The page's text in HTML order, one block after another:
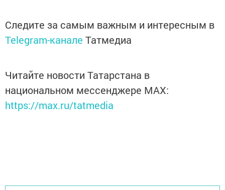
Следите за самым важным и интересным в
Telegram-канале Татмедиа
Читайте новости Татарстана в
национальном мессенджере MАХ:
https://max.ru/tatmedia